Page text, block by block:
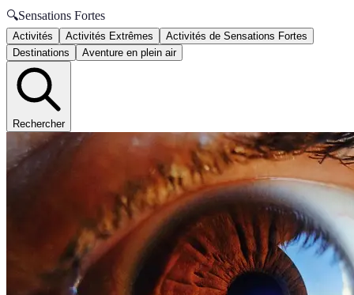
🔍Sensations Fortes
Activités Activités Extrêmes
Activités de Sensations Fortes
Destinations
Aventure en plein air
Rechercher